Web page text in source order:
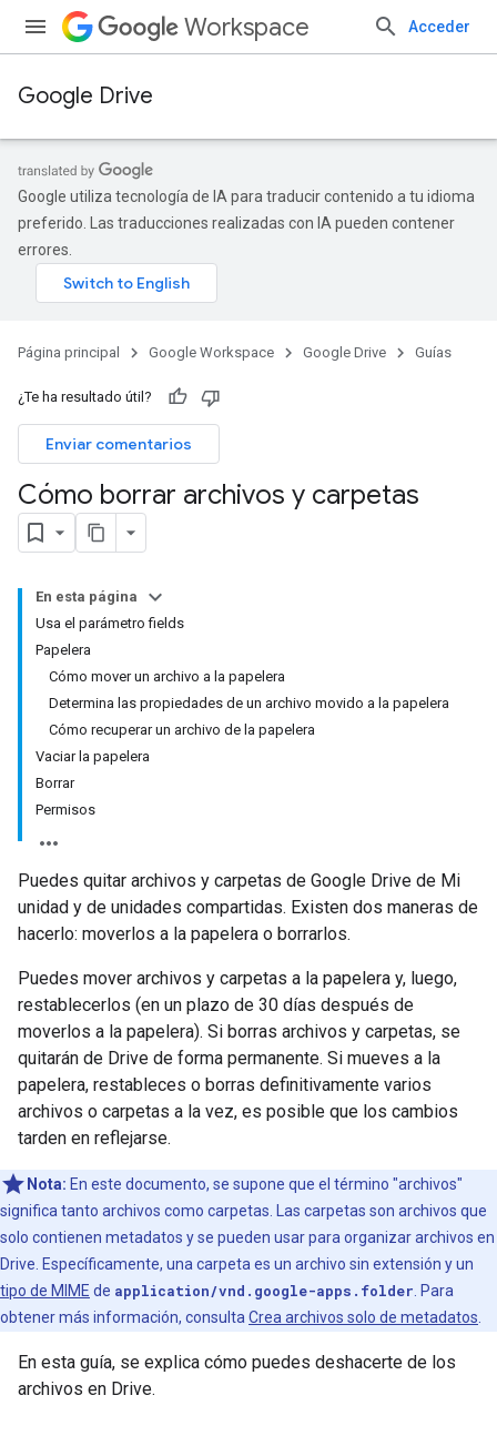
Workspace Acceder
Google Drive
Google utiliza tecnología de IA para traducir contenido a tu idioma
preferido. Las traducciones realizadas con IA pueden contener
errores.
Página principal Google Workspace Google Drive Guías
¿Te ha resultado útil?
Enviar comentarios
Cómo borrar archivos y carpetas
En esta página
Usa el parámetro fields
Papelera
Cómo mover un archivo a la papelera
Determina las propiedades de un archivo movido a la papelera
Cómo recuperar un archivo de la papelera
Vaciar la papelera
Borrar
Permisos
Puedes quitar archivos y carpetas de Google Drive de Mi
unidad y de unidades compartidas. Existen dos maneras de
hacerlo: moverlos a la papelera o borrarlos.
Puedes mover archivos y carpetas a la papelera y, luego,
restablecerlos (en un plazo de 30 días después de
moverlos a la papelera). Si borras archivos y carpetas, se
quitarán de Drive de forma permanente. Si mueves a la
papelera, restableces o borras definitivamente varios
archivos o carpetas a la vez, es posible que los cambios
tarden en reflejarse.
Nota: En este documento, se supone que el término "archivos"
significa tanto archivos como carpetas. Las carpetas son archivos que
solo contienen metadatos y se pueden usar para organizar archivos en
Drive. Específicamente, una carpeta es un archivo sin extensión y un
tipo de MIME de application/vnd.google-apps.folder . Para
obtener más información, consulta Crea archivos solo de metadatos
En esta guía, se explica cómo puedes deshacerte de los
archivos en Drive.